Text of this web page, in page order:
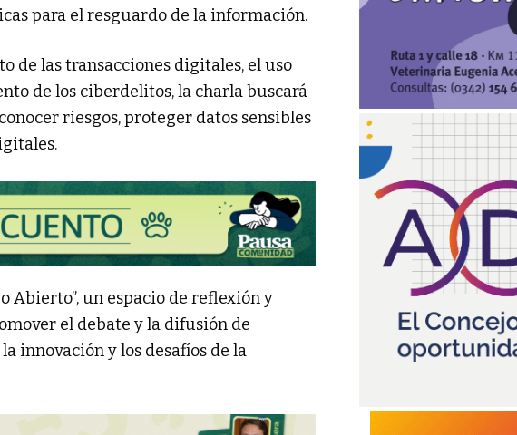
para el resguardo de la información.
de las transacciones digitales, el uso
de los ciberdelitos, la charla buscará
riesgos, proteger datos sensibles
Abierto”, un espacio de reflexión y
el debate y la difusión de
innovación y los desafíos de la